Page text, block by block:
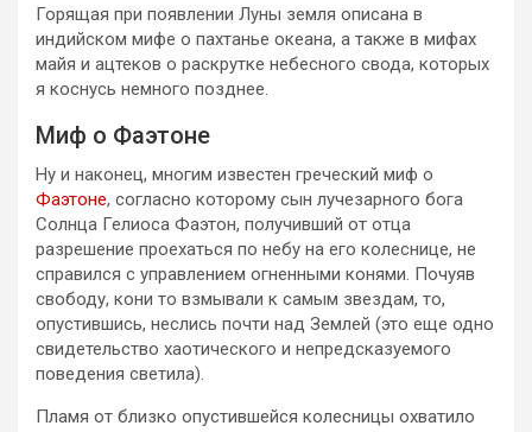
Горящая при появлении Луны земля описана в
индийском мифе о пахтанье океана, а также в мифах
майя и ацтеков о раскрутке небесного свода, которых
я коснусь немного позднее.
Миф о Фаэтоне
Ну и наконец, многим известен греческий миф о
Фаэтоне, согласно которому сын лучезарного бога
Солнца Гелиоса Фаэтон, получивший от отца
разрешение проехаться по небу на его колеснице, не
справился с управлением огненными конями. Почуяв
свободу, кони то взмывали к самым звездам, то,
опустившись, неслись почти над Землей (это еще одно
свидетельство хаотического и непредсказуемого
поведения светила).
Пламя от близко опустившейся колесницы охватило